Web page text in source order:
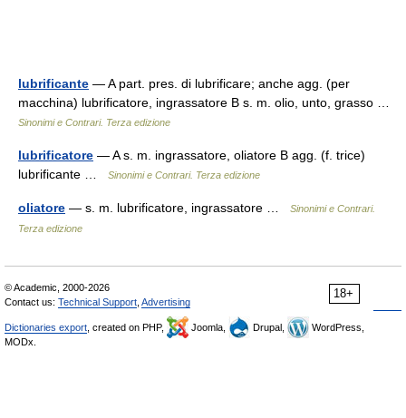
lubrificante — A part. pres. di lubrificare; anche agg. (per
macchina) lubrificatore, ingrassatore B s. m. olio, unto, grasso …
Sinonimi e Contrari. Terza edizione
lubrificatore — A s. m. ingrassatore, oliatore B agg. (f. trice)
lubrificante …
Sinonimi e Contrari. Terza edizione
oliatore — s. m. lubrificatore, ingrassatore …
Sinonimi e Contrari.
Terza edizione
18+
© Academic, 2000-2026
Contact us: Technical Support Advertising
Dictionaries export , created on PHP, Joomla, Drupal,
WordPress,
MODx.